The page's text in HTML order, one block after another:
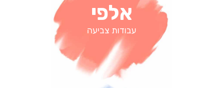
אלפי
עבודות צביעה